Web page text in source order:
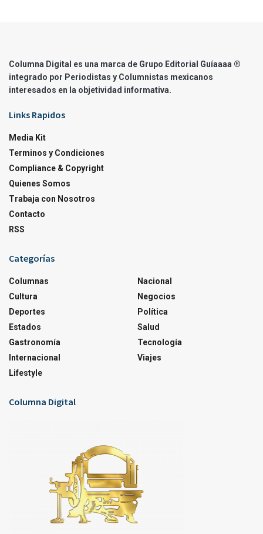
Columna Digital es una marca de Grupo Editorial Guíaaaa ®
integrado por Periodistas y Columnistas mexicanos
interesados en la objetividad informativa.
Links Rapidos
Media Kit
Terminos y Condiciones
Compliance & Copyright
Quienes Somos
Trabaja con Nosotros
Contacto
RSS
Categorías
Columnas
Cultura
Deportes
Estados
Gastronomía
Internacional
Lifestyle
Nacional
Negocios
Política
Salud
Tecnología
Viajes
Columna Digital